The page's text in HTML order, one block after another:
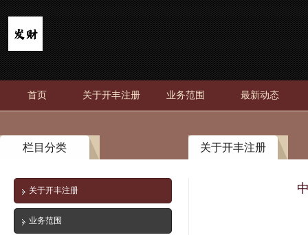
首页 关于开丰注册 业务范围 最新动态
栏目分类
关于开丰注册
业务范围
关于开丰注册